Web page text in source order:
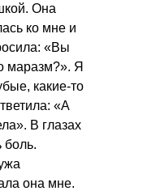
Она
ко мне и
«Вы
маразм?». Я
какие-то
«А
В глазах
боль.
она мне.